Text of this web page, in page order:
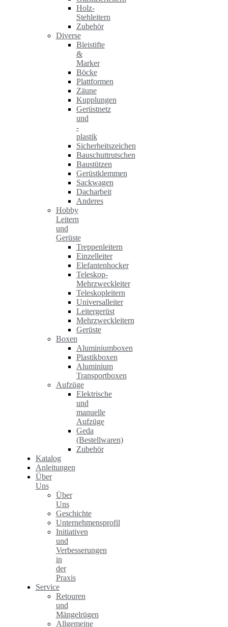
Holz-
Stehleitern
Zubehör
Diverse
Bleistifte
&
Marker
Böcke
Plattformen
Zäune
Kupplungen
Gerüstnetz
und
-
plastik
Sicherheitszeichen
Bauschuttrutschen
Baustützen
Gerüstklemmen
Sackwagen
Dacharbeit
Anderes
Hobby
Leitern
und
Gerüste
Treppenleitern
Einzelleiter
Elefantenhocker
Teleskop-
Mehrzweckleiter
Teleskopleitern
Universalleiter
Leitergerüst
Mehrzweckleitern
Gerüste
Boxen
Aluminiumboxen
Plastikboxen
Aluminium
Transportboxen
Aufzüge
Elektrische
und
manuelle
Aufzüge
Geda
(Bestellwaren)
Zubehör
Katalog
Anleitungen
Über
Uns
Über
Uns
Geschichte
Unternehmensprofil
Initiativen
und
Verbesserungen
in
der
Praxis
Service
Retouren
und
Mängelrügen
Allgemeine